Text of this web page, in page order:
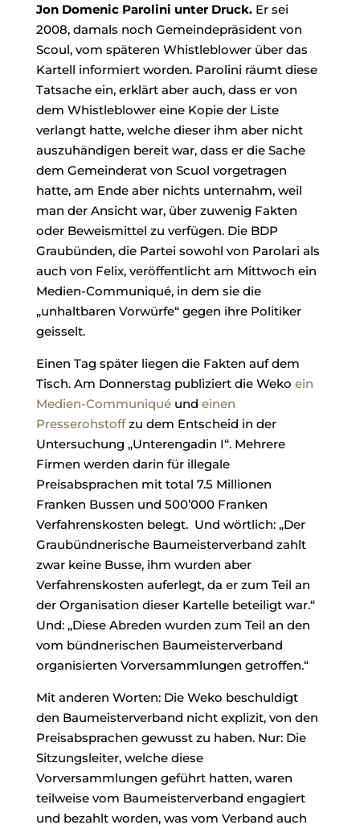
Jon Domenic Parolini unter Druck.Er sei
2008, damals noch Gemeindepräsident von
Scoul, vom späteren Whistleblower über das
Kartell informiert worden. Parolini räumt diese
Tatsache ein, erklärt aber auch, dass er von
dem Whistleblower eine Kopie der Liste
verlangt hatte, welche dieser ihm aber nicht
auszuhändigen bereit war, dass er die Sache
dem Gemeinderat von Scuol vorgetragen
hatte, am Ende aber nichts unternahm, weil
man der Ansicht war, über zuwenig Fakten
oder Beweismittel zu verfügen. Die BDP
Graubünden, die Partei sowohl von Parolari als
auch von Felix, veröffentlicht am Mittwoch ein
Medien-Communiqué, in dem sie die
„unhaltbaren Vorwürfe“ gegen ihre Politiker
geisselt.
Einen Tag später liegen die Fakten auf dem
Tisch. Am Donnerstag publiziert die Weko ein
Medien-Communiquéund einen
Presserohstoffzu dem Entscheid in der
Untersuchung „Unterengadin I“. Mehrere
Firmen werden darin für illegale
Preisabsprachen mit total 7.5 Millionen
Franken Bussen und 500’000 Franken
Verfahrenskosten belegt. Und wörtlich: „Der
Graubündnerische Baumeisterverband zahlt
zwar keine Busse, ihm wurden aber
Verfahrenskosten auferlegt, da er zum Teil an
der Organisation dieser Kartelle beteiligt war.“
Und: „Diese Abreden wurden zum Teil an den
vom bündnerischen Baumeisterverband
organisierten Vorversammlungen getroffen.“
Mit anderen Worten: Die Weko beschuldigt
den Baumeisterverband nicht explizit, von den
Preisabsprachen gewusst zu haben. Nur: Die
Sitzungsleiter, welche diese
Vorversammlungen geführt hatten, waren
teilweise vom Baumeisterverband engagiert
und bezahlt worden, was vom Verband auch